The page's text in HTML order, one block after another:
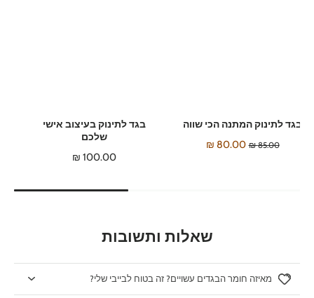
בגד לתינוק בעיצוב אישי
שלכם
100.00 ₪
בגד לתינוק המתנה הכי שווה
85.00 ₪
80.00 ₪
שאלות ותשובות
מאיזה חומר הבגדים עשויים? זה בטוח לבייבי שלי?